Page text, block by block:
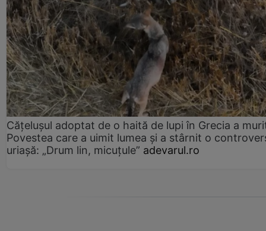
Cățelușul adoptat de o haită de lupi în Grecia a
Povestea care a uimit lumea și a stârnit o
uriașă: „Drum lin, micuțule” adevarul.ro